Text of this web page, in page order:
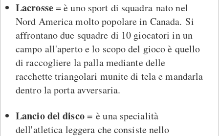
Lacrosse= è uno sport di squadra nato nel
Nord America molto popolare in Canada. Si
affrontano due squadre di 10 giocatori in un
campo all'aperto e lo scopo del gioco è quello
di raccogliere la palla mediante delle
racchette triangolari munite di tela e mandarla
dentro la porta avversaria.
Lancio del disco= è una specialità
dell'atletica leggera che consiste nello